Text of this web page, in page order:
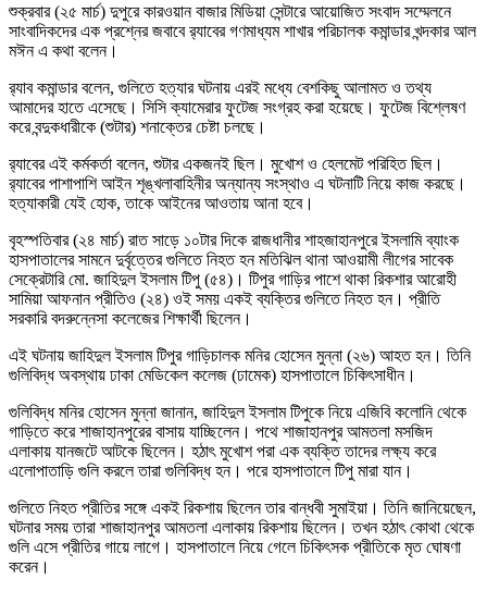
শুক্রবার (২৫ মার্চ) দুপুরে কারওয়ান বাজার মিডিয়া সেন্টারে আয়োজিত সংবাদ সম্মেলনে
সাংবাদিকদের এক প্রশ্নের জবাবে র‌্যাবের গণমাধ্যম শাখার পরিচালক কমান্ডার খন্দকার আল
মঈন এ কথা বলেন।
র‌্যাব কমান্ডার বলেন, গুলিতে হত্যার ঘটনায় এরই মধ্যে বেশকিছু আলামত ও তথ্য
আমাদের হাতে এসেছে। সিসি ক্যামেরার ফুটেজ সংগ্রহ করা হয়েছে। ফুটেজ বিশ্লেষণ
করে বন্দুকধারীকে (শুটার) শনাক্তের চেষ্টা চলছে।
র‌্যাবের এই কর্মকর্তা বলেন, শুটার একজনই ছিল। মুখোশ ও হেলমেট পরিহিত ছিল।
র‌্যাবের পাশাপাশি আইন শৃঙ্খলাবাহিনীর অন্যান্য সংস্থাও এ ঘটনাটি নিয়ে কাজ করছে।
হত্যাকারী যেই হোক, তাকে আইনের আওতায় আনা হবে।
বৃহস্পতিবার (২৪ মার্চ) রাত সাড়ে ১০টার দিকে রাজধানীর শাহজাহানপুরে ইসলামি ব্যাংক
হাসপাতালের সামনে দুর্বৃত্তের গুলিতে নিহত হন মতিঝিল থানা আওয়ামী লীগের সাবেক
সেক্রেটারি মো. জাহিদুল ইসলাম টিপু (৫৪)। টিপুর গাড়ির পাশে থাকা রিকশার আরোহী
সামিয়া আফনান প্রীতিও (২৪) ওই সময় একই ব্যক্তির গুলিতে নিহত হন। প্রীতি
সরকারি বদরুন্নেসা কলেজের শিক্ষার্থী ছিলেন।
এই ঘটনায় জাহিদুল ইসলাম টিপুর গাড়িচালক মনির হোসেন মুন্না (২৬) আহত হন। তিনি
গুলিবিদ্ধ অবস্থায় ঢাকা মেডিকেল কলেজ (ঢামেক) হাসপাতালে চিকিৎসাধীন।
গুলিবিদ্ধ মনির হোসেন মুন্না জানান, জাহিদুল ইসলাম টিপুকে নিয়ে এজিবি কলোনি থেকে
গাড়িতে করে শাজাহানপুরের বাসায় যাচ্ছিলেন। পথে শাজাহানপুর আমতলা মসজিদ
এলাকায় যানজটে আটকে ছিলেন। হঠাৎ মুখোশ পরা এক ব্যক্তি তাদের লক্ষ্য করে
এলোপাতাড়ি গুলি করলে তারা গুলিবিদ্ধ হন। পরে হাসপাতালে টিপু মারা যান।
গুলিতে নিহত প্রীতির সঙ্গে একই রিকশায় ছিলেন তার বান্ধবী সুমাইয়া। তিনি জানিয়েছেন,
ঘটনার সময় তারা শাজাহানপুর আমতলা এলাকায় রিকশায় ছিলেন। তখন হঠাৎ কোথা থেকে
গুলি এসে প্রীতির গায়ে লাগে। হাসপাতালে নিয়ে গেলে চিকিৎসক প্রীতিকে মৃত ঘোষণা
করেন।